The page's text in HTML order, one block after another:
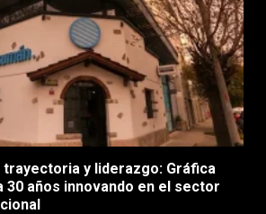
y liderazgo: Gráfica
30 años innovando en el sector